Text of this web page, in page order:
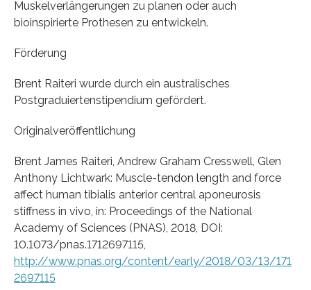
Muskelverlängerungen zu planen oder auch
bioinspirierte Prothesen zu entwickeln.
Förderung
Brent Raiteri wurde durch ein australisches
Postgraduiertenstipendium gefördert.
Originalveröffentlichung
Brent James Raiteri, Andrew Graham Cresswell, Glen
Anthony Lichtwark: Muscle-tendon length and force
affect human tibialis anterior central aponeurosis
stiffness in vivo, in: Proceedings of the National
Academy of Sciences (PNAS), 2018, DOI:
10.1073/pnas.1712697115,
http://www.pnas.org/content/early/2018/03/13/171
2697115